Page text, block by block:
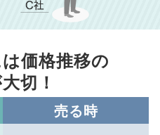
価格推移の
切！
売る時